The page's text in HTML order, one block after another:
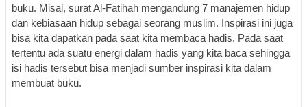
buku. Misal, surat Al-Fatihah mengandung 7 manajemen hidup
dan kebiasaan hidup sebagai seorang muslim. Inspirasi ini juga
bisa kita dapatkan pada saat kita membaca hadis. Pada saat
tertentu ada suatu energi dalam hadis yang kita baca sehingga
isi hadis tersebut bisa menjadi sumber inspirasi kita dalam
membuat buku.